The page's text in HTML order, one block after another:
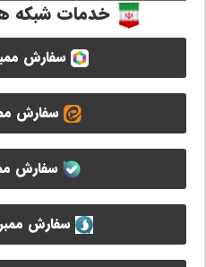
خدمات شبکه
سفارش
سفارش
سفارش
سفارش